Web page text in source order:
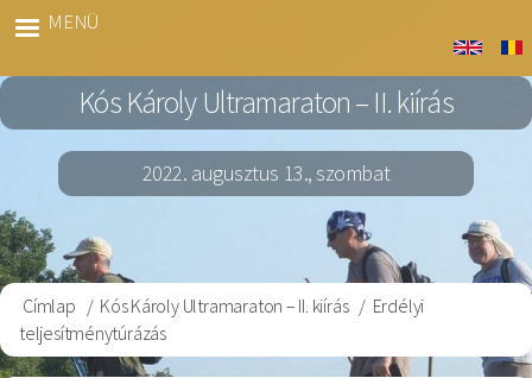
Maraton
MENÜ
Kós Károly Ultramaraton – II. kiírás
2022. augusztus 13., szombat
Morzsa
Címlap Kós Károly Ultramaraton – II. kiírás
Erdélyi
teljesítménytúrázás